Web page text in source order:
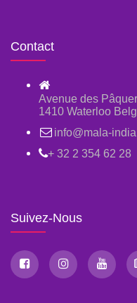
Contact
Avenue des
1410 Waterloo
info@mala-
+ 32 2 354 62 28
Suivez-Nous